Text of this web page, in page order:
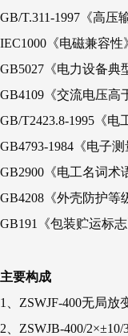
GB/T.311-1997《高压
IEC1000《电磁兼容性
GB5027《电力设备典
GB4109《交流电压高
GB/T2423.8-1995《电
GB4793-1984《电子测
GB2900《电工名词术
GB4208《外壳防护等
GB191《包装贮运标志
主要构成
1、ZSWJF-400无局放
2、ZSWJB-400/